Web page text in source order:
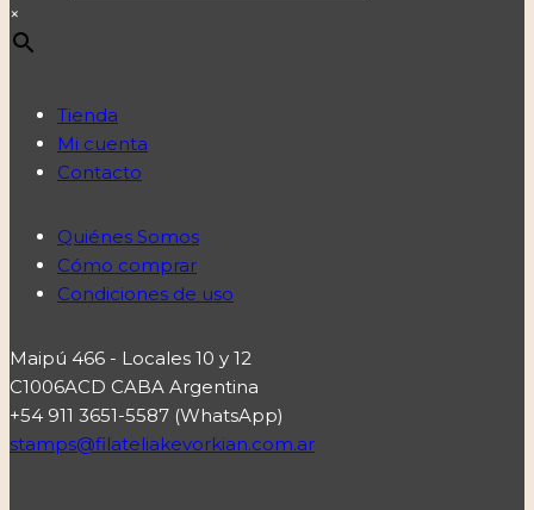
×
Tienda
Mi cuenta
Contacto
Quiénes Somos
Cómo comprar
Condiciones de uso
Maipú 466 - Locales 10 y 12
C1006ACD CABA Argentina
+54 911 3651-5587 (WhatsApp)
stamps@filateliakevorkian.com.ar